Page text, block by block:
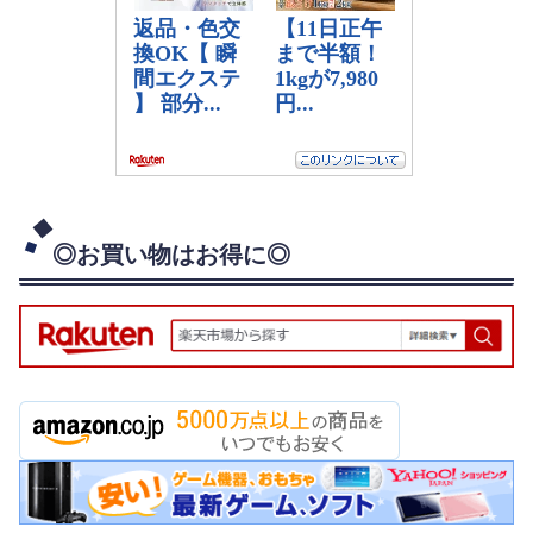
◎お買い物はお得に◎